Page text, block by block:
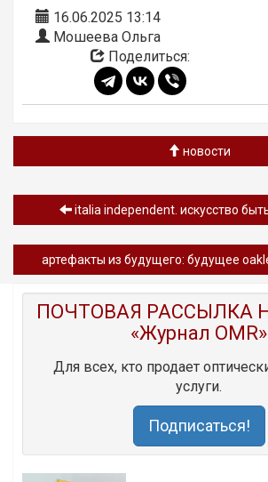
16.06.2025 13:14
Мошеева Ольга
Поделиться:
новости
italia independent. искусство
артефакты из будущего: будущее
ПОЧТОВАЯ РАССЫЛКА
«Журнал OMR»
Для всех, кто продает
услуги.
Подписаться!